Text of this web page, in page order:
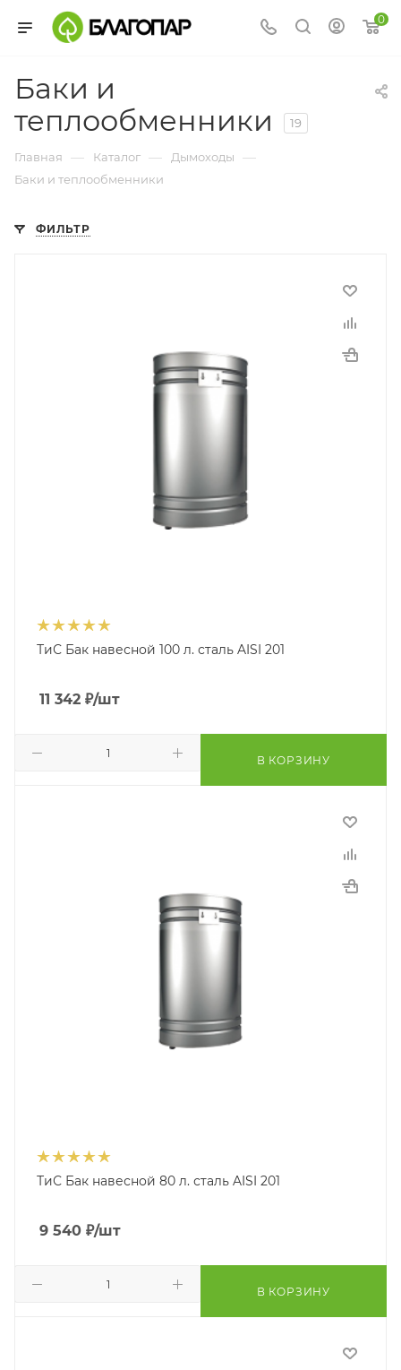
0
Баки и
теплообменники
19
Главная — Каталог — Дымоходы —
Баки и теплообменники
ФИЛЬТР
ТиС Бак навесной 100 л. сталь AISI 201
11 342 ₽/шт
В КОРЗИНУ
ТиС Бак навесной 80 л. сталь AISI 201
9 540 ₽/шт
В КОРЗИНУ